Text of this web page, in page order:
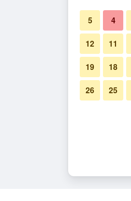
4
5
11
12
18
19
25
26